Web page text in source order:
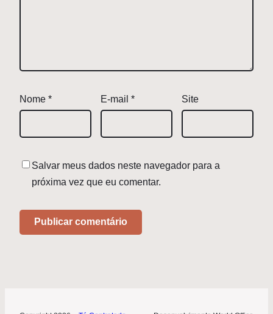
Nome * E-mail * Site
Salvar meus dados neste navegador para a
próxima vez que eu comentar.